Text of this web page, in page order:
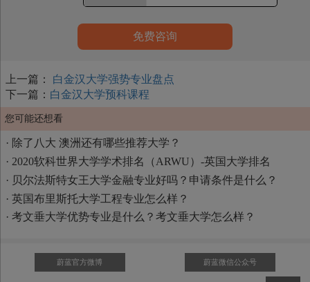
免费咨询
上一篇：
白金汉大学强势专业盘点
下一篇： 白金汉大学预科课程
您可能还想看
· 除了八大 澳洲还有哪些推荐大学？
· 2020软科世界大学学术排名（ARWU）-英国大学排名
· 贝尔法斯特女王大学金融专业好吗？申请条件是什么？
· 英国布里斯托大学工程专业怎么样？
· 考文垂大学优势专业是什么？考文垂大学怎么样？
蔚蓝官方微博 蔚蓝微信公众号